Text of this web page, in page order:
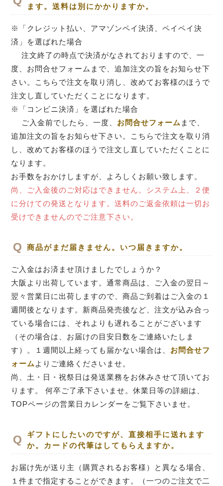
ます。送料は別にかかりますか。
※「クレジット払い、アマゾンペイ決済、ペイペイ決
済」を選ばれた場合
注文終了の時点で決済がなされておりますので、一
度、 お問合せフォームまで、追加注文の旨をお知らせ下
さい。こちらで注文を取り消し、改めてお客様のほうで
注文し直していただくことになります。
※「コンビニ決済」を選ばれた場合
ご入金前でしたら、一度、 お問合せフォーム まで、
追加注文の旨をお知らせ下さい。こちらで注文を取り消
し、改めてお客様のほうで注文し直していただくことに
なります。
お手数をおかけしますが、よろしくお願い致します。
尚、ご入金後のご対応はできません。システム上、２便
に分けての発送となります。送料のご返金依頼は一切お
受けできませんのでご注意下さい。
商品がまだ届きません。いつ届きますか。
ご入金はお済ませ頂けましたでしょうか？
大阪より出荷しています。通常商品は、ご入金の翌日～
翌々営業日に出荷しますので、商品ご到着はご入金の１
週間後となります。新商品発売後など、注文が込み合っ
ている場合には、それよりも遅れることがございます
（その場合は、お届けの目安日数をご連絡いたしま
す）。１週間以上経っても届かない場合は、 お問合せフ
ォーム よりご連絡くださいませ。
尚、土・日・祝祭日は発送業務をお休みさせて頂いてお
ります。 何卒ご了承下さいませ。休業日等の詳細は、
TOPページの営業日カレンダーをご覧下さいませ。
ギフトにしたいのですが、直接相手に送れます
か。カードの代筆はしてもらえますか。
お届け先が送り主（購買されるお客様）と異なる場合、
１件まで指定することができます。（一つのご注文で二